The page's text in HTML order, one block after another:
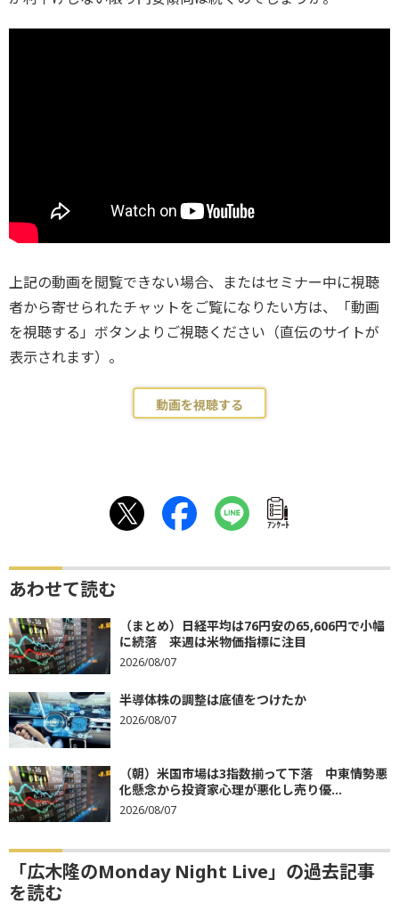
上記の動画を閲覧できない場合、またはセミナー中に視聴
者から寄せられたチャットをご覧になりたい方は、「動画
を視聴する」ボタンよりご視聴ください（直伝のサイトが
表示されます）。
動画を視聴する
ｱﾝｹｰﾄ
あわせて読む
（まとめ）日経平均は76円安の65,606円で小幅
に続落 来週は米物価指標に注目
2026/08/07
半導体株の調整は底値をつけたか
2026/08/07
（朝）米国市場は3指数揃って下落 中東情勢悪
化懸念から投資家心理が悪化し売り優...
2026/08/07
「広木隆のMonday Night Live」の過去記事
を読む